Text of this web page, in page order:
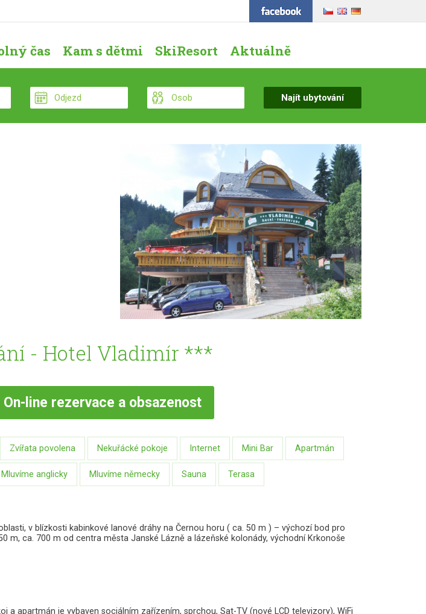
čas Kam s dětmi SkiResort
Aktuálně
- Hotel Vladimír ***
On-line rezervace a obsazenost
Zvířata povolena Nekuřácké pokoje Internet Mini Bar Apartmán
Mluvíme anglicky Mluvíme německy Sauna Terasa
v blízkosti kabinkové lanové dráhy na Černou horu ( ca. 50 m ) – výchozí bod pro
m, ca. 700 m od centra města Janské Lázně a lázeňské kolonády, východní Krkonoše
apartmán je vybaven sociálním zařízením, sprchou, Sat-TV (nové LCD televizory), WiFi